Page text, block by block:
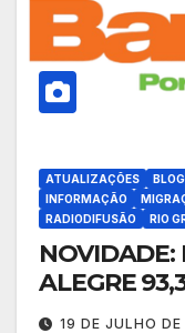
ATUALIZAÇÕES BLOG
INFORMAÇÃO
RADIODIFUSÃO
RIO
ALEGRE
19 DE JULHO